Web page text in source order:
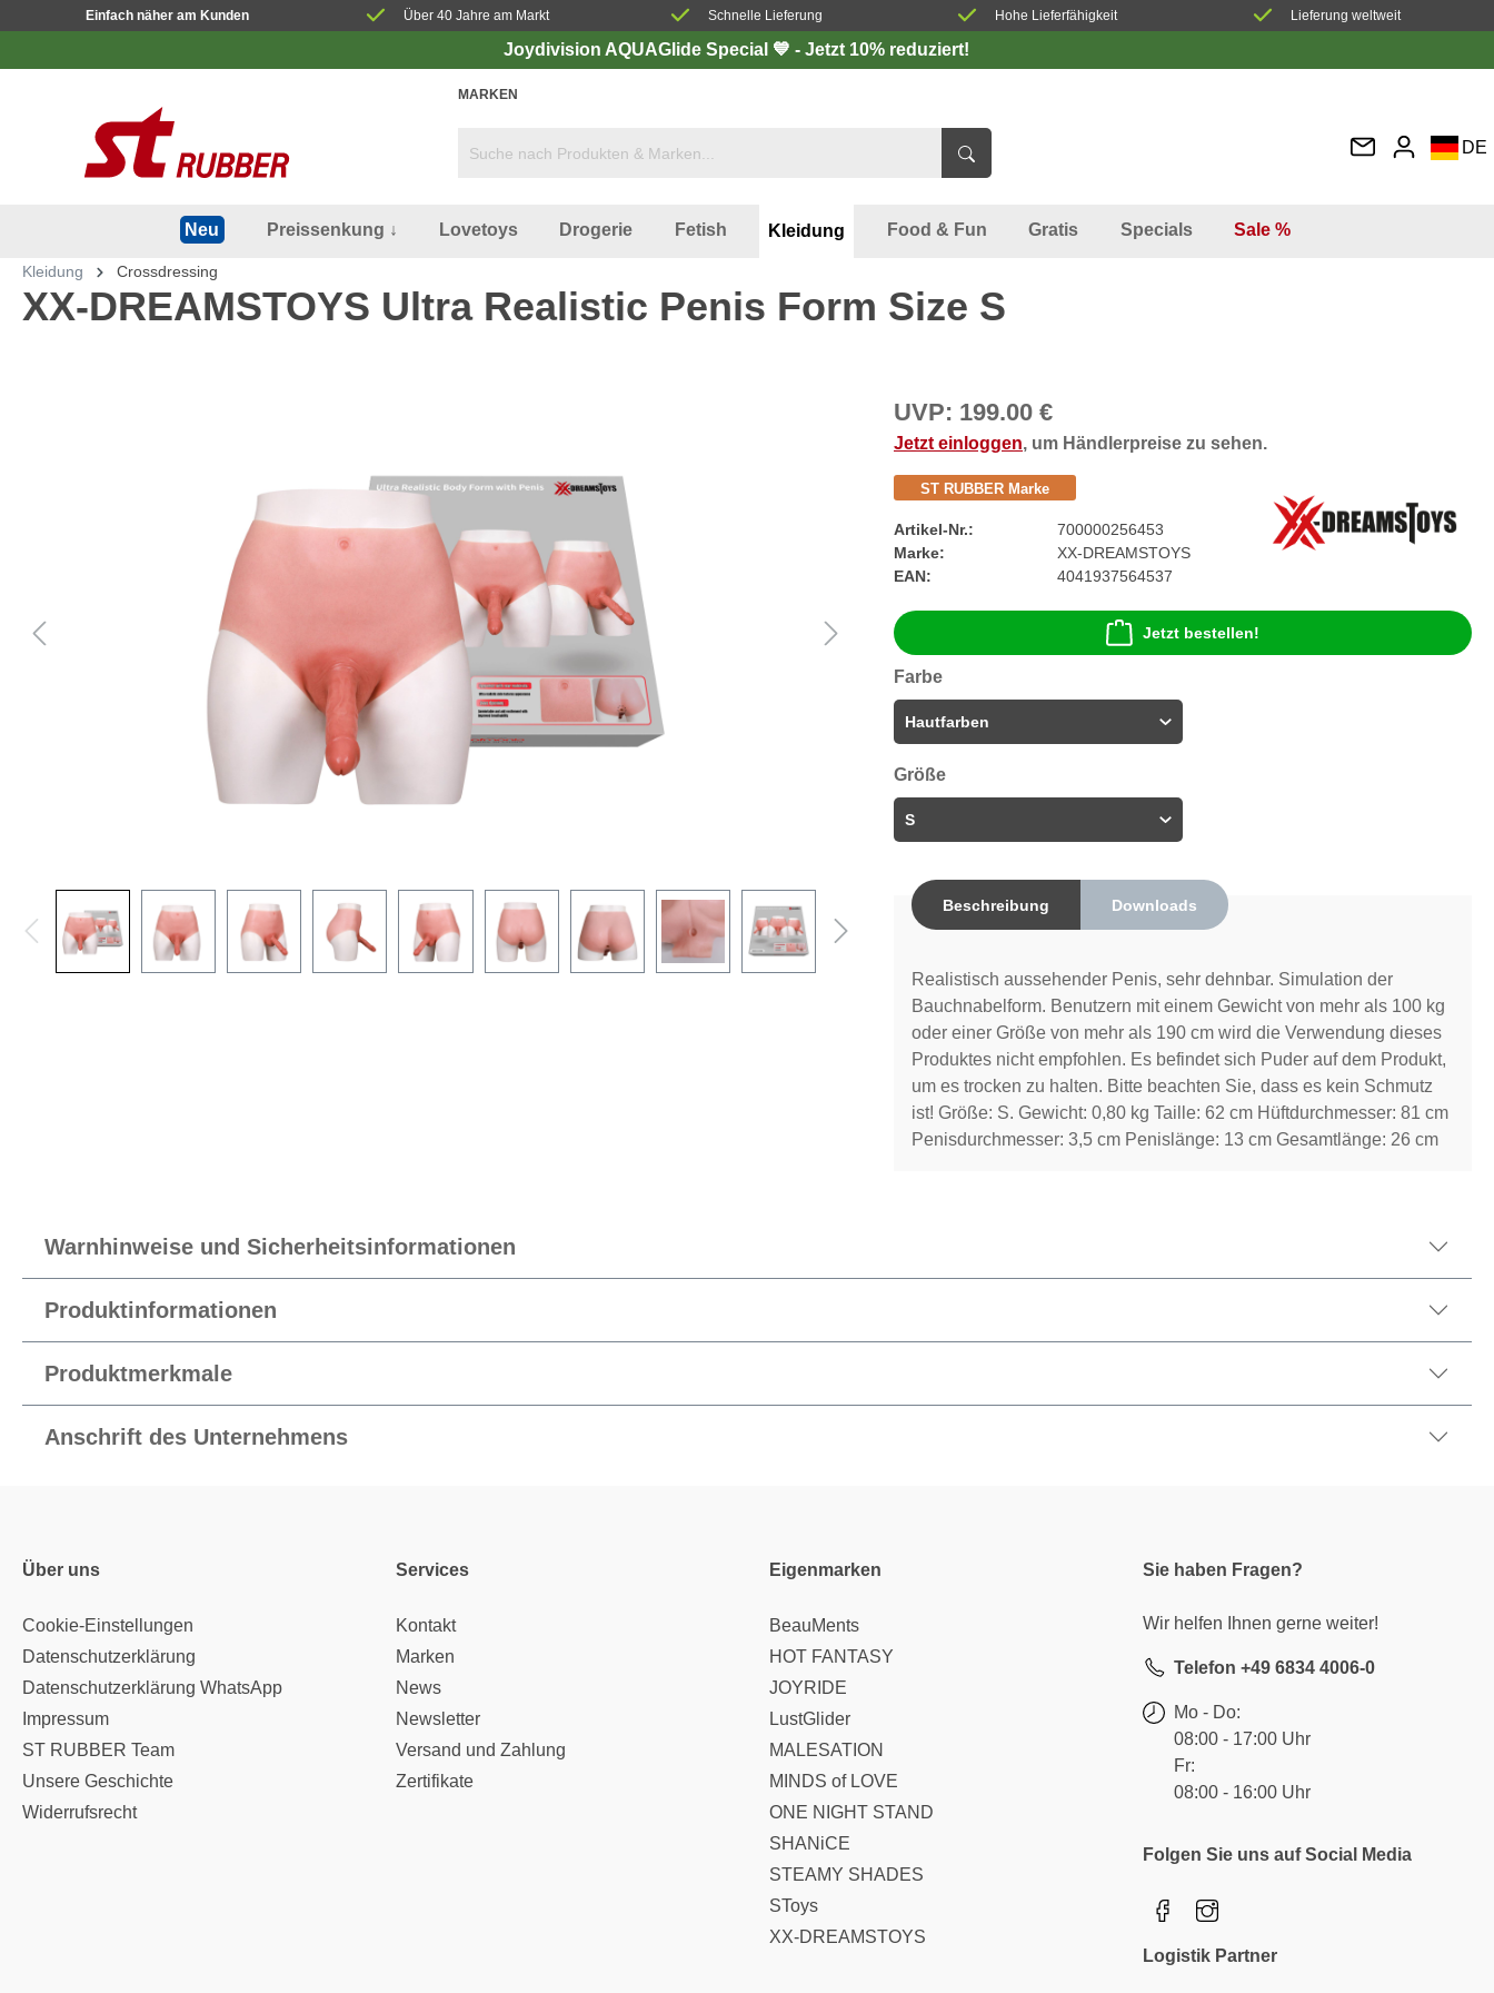
Einfach näher am Kunden Über 40 Jahre am Markt Schnelle Lieferung Hohe Lieferfähigkeit Lieferung weltweit
Joydivision AQUAGlide Special 💙 - Jetzt 10% reduziert!
MARKEN
DE
Neu Preissenkung ↓ Lovetoys Drogerie Fetish Kleidung Food & Fun Gratis Specials Sale %
Kleidung Crossdressing
XX-DREAMSTOYS Ultra Realistic Penis Form Size S
UVP: 199.00 €
Jetzt einloggen, um Händlerpreise zu sehen.
ST RUBBER Marke
Artikel-Nr.:
700000256453
Marke:
XX-DREAMSTOYS
EAN:
4041937564537
Jetzt bestellen!
Farbe
Größe
Beschreibung Downloads
Realistisch aussehender Penis, sehr dehnbar. Simulation der
Bauchnabelform. Benutzern mit einem Gewicht von mehr als 100 kg
oder einer Größe von mehr als 190 cm wird die Verwendung dieses
Produktes nicht empfohlen. Es befindet sich Puder auf dem Produkt,
um es trocken zu halten. Bitte beachten Sie, dass es kein Schmutz
ist! Größe: S. Gewicht: 0,80 kg Taille: 62 cm Hüftdurchmesser: 81 cm
Penisdurchmesser: 3,5 cm Penislänge: 13 cm Gesamtlänge: 26 cm
Warnhinweise und Sicherheitsinformationen
Produktinformationen
Produktmerkmale
Anschrift des Unternehmens
Über uns
Cookie-Einstellungen
Datenschutzerklärung
Datenschutzerklärung WhatsApp
Impressum
ST RUBBER Team
Unsere Geschichte
Widerrufsrecht
Services
Kontakt
Marken
News
Newsletter
Versand und Zahlung
Zertifikate
Eigenmarken
BeauMents
HOT FANTASY
JOYRIDE
LustGlider
MALESATION
MINDS of LOVE
ONE NIGHT STAND
SHANiCE
STEAMY SHADES
SToys
XX-DREAMSTOYS
Sie haben Fragen?
Wir helfen Ihnen gerne weiter!
Telefon +49 6834 4006-0
Mo - Do:
08:00 - 17:00 Uhr
Fr:
08:00 - 16:00 Uhr
Folgen Sie uns auf Social Media
Logistik Partner